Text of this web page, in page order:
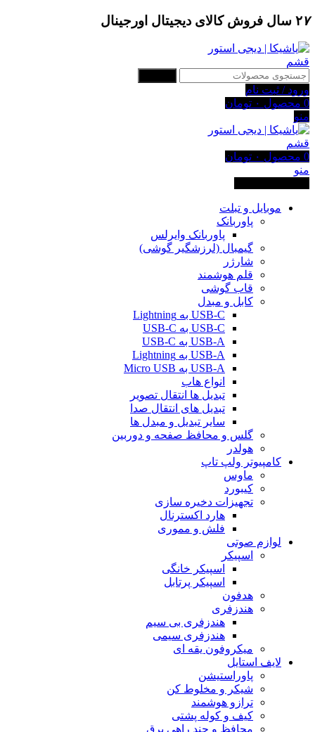
۲۷ سال فروش کالای دیجیتال اورجینال
ورود / ثبت نام
0 محصول ۰ تومان
منو
0 محصول ۰ تومان
منو
موبایل و تبلت
پاوربانک
پاوربانک وایرلس
گیمبال (لرزشگیر گوشی)
شارژر
قلم هوشمند
قاب گوشی
کابل و مبدل
USB-C به Lightning
USB-C به USB-C
USB-A به USB-C
USB-A به Lightning
USB-A به Micro USB
انواع هاب
تبدیل ها انتقال تصویر
تبدیل های انتقال صدا
سایر تبدیل و مبدل ها
گلس و محافظ صفحه و دوربین
هولدر
کامپیوتر ولپ تاپ
ماوس
کیبورد
تجهیزات دخیره سازی
هارد اکسترنال
فلش و مموری
لوازم صوتی
اسپیکر
اسپیکر خانگی
اسپیکر پرتابل
هدفون
هندزفری
هندزفری بی سیم
هندزفری سیمی
میکروفون یقه ای
لایف استایل
پاوراستیشن
شیکر و مخلوط کن
ترازو هوشمند
کیف و کوله پشتی
محافظ و چند راهی برق